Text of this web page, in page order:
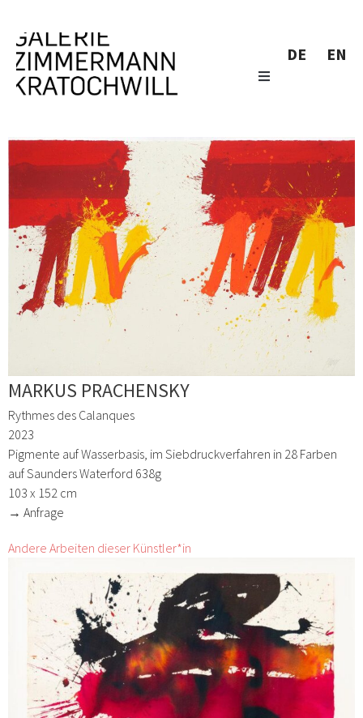
DE EN
MARKUS PRACHENSKY
Rythmes des Calanques
2023
Pigmente auf Wasserbasis, im Siebdruckverfahren in 28 Farben
auf Saunders Waterford 638g
103 x 152 cm
→ Anfrage
Andere Arbeiten dieser Künstler*in